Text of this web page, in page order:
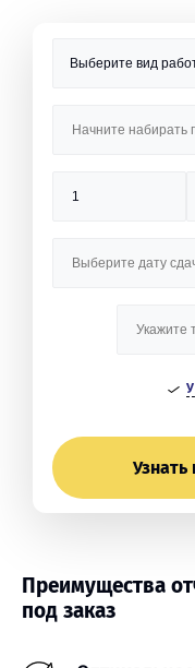
Узнать
Преимущества
под заказ